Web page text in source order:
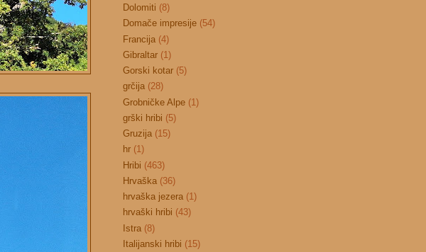
Dolomiti (8)
Domače impresije (54)
Francija (4)
Gibraltar (1)
Gorski kotar (5)
grčija (28)
Grobničke Alpe (1)
grški hribi (5)
Gruzija (15)
hr (1)
Hribi (463)
Hrvaška (36)
hrvaška jezera (1)
hrvaški hribi (43)
Istra (8)
Italijanski hribi (15)